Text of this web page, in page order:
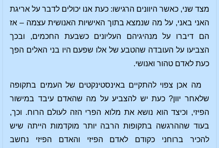
מצד שני, כאשר היוונים הרגישו: כעת אנו יכולים לדבר על אריגת
האני באני, על מה שנמצא בתוך האישיות האנושית עצמה – אז
הם דיברו על מנהיגיהם העליונים כשבעת החכמים, ובכך
הצביעו על העובדה שהטבע של אלו שפעם היו בני האלים הפך
כעת לאדם טהור ואנושי.
מה אכן צפוי להתקיים באינסטינקטים של העמים בתקופה
שלאחר יוון? כעת יש להצביע על מה שהאדם עיבד במישור
הפיזי, וכיצד הוא נושא את מלוא הפרי הזה לעולם הרוח. וכך,
בעוד שההרגשה בתקופות הרבה יותר מוקדמות הייתה שיש
להכיר ברוחני כקודם לאדם הפיזי והאדם הפיזי נחשב